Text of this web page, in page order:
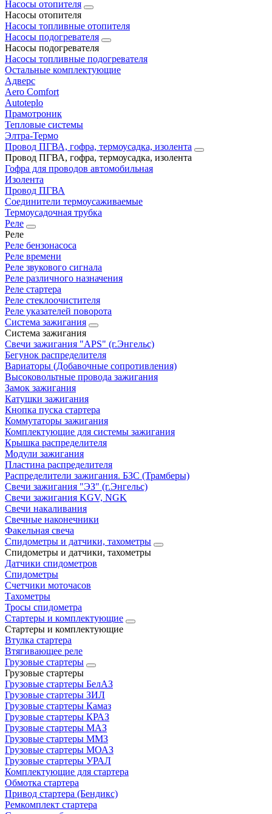
Насосы отопителя
Насосы отопителя
Насосы топливные отопителя
Насосы подогревателя
Насосы подогревателя
Насосы топливные подогревателя
Остальные комплектующие
Адверс
Aero Comfort
Autoteplo
Прамотроник
Тепловые системы
Элтра-Термо
Провод ПГВА, гофра, термоусадка, изолента
Провод ПГВА, гофра, термоусадка, изолента
Гофра для проводов автомобильная
Изолента
Провод ПГВА
Соединители термоусаживаемые
Термоусадочная трубка
Реле
Реле
Реле бензонасоса
Реле времени
Реле звукового сигнала
Реле различного назначения
Реле стартера
Реле стеклоочистителя
Реле указателей поворота
Система зажигания
Система зажигания
Свечи зажигания "APS" (г.Энгельс)
Бегунок распределителя
Вариаторы (Добавочные сопротивления)
Высоковольтные провода зажигания
Замок зажигания
Катушки зажигания
Кнопка пуска стартера
Коммутаторы зажигания
Комплектующие для системы зажигания
Крышка распределителя
Модули зажигания
Пластина распределителя
Распределители зажигания. БЗС (Трамберы)
Свечи зажигания "ЭЗ" (г.Энгельс)
Свечи зажигания KGV, NGK
Свечи накаливания
Свечные наконечники
Факельная свеча
Спидометры и датчики, тахометры
Спидометры и датчики, тахометры
Датчики спидометров
Спидометры
Счетчики моточасов
Тахометры
Тросы спидометра
Стартеры и комплектующие
Стартеры и комплектующие
Втулка стартера
Втягивающее реле
Грузовые стартеры
Грузовые стартеры
Грузовые стартеры БелАЗ
Грузовые стартеры ЗИЛ
Грузовые стартеры Камаз
Грузовые стартеры КРАЗ
Грузовые стартеры МАЗ
Грузовые стартеры ММЗ
Грузовые стартеры МОАЗ
Грузовые стартеры УРАЛ
Комплектующие для стартера
Обмотка стартера
Привод стартера (Бендикс)
Ремкомплект стартера